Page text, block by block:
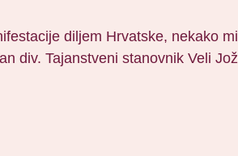
diljem Hrvatske, nekako
div. Tajanstveni stanovnik Veli